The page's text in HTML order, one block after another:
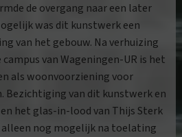
de overgang naar een later
was dit kunstwerk een
van het gebouw. Na verhuizing
van Wageningen-UR is het
als woonvoorziening voor
Bezichtiging van dit kunstwerk en
het glas-in-lood van Thijs Sterk
alleen nog mogelijk na toelating